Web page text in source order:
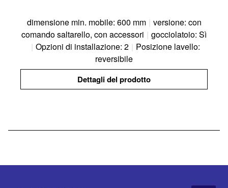
dimensione min. mobile: 600 mm | versione: con
comando saltarello, con accessori | gocciolatoio: Sì
| Opzioni di installazione: 2 | Posizione lavello:
reversibile
Dettagli del prodotto